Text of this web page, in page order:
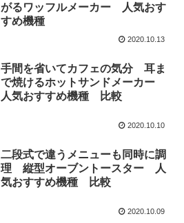
がるワッフルメーカー 人気おす
すめ機種
2020.10.13
手間を省いてカフェの気分 耳ま
で焼けるホットサンドメーカー
人気おすすめ機種 比較
2020.10.10
二段式で違うメニューも同時に調
理 縦型オーブントースター 人
気おすすめ機種 比較
2020.10.09